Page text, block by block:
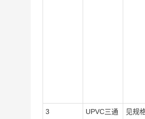
3 UPVC三通 见规